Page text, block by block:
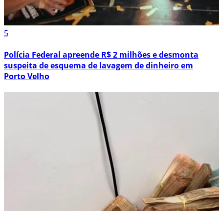
5
Polícia Federal apreende R$ 2 milhões e desmonta
suspeita de esquema de lavagem de dinheiro em
Porto Velho